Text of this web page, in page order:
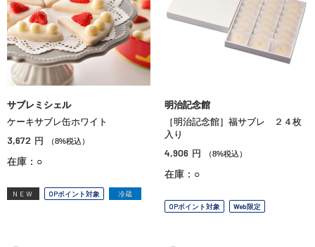
サブレミシェル
ケーキサブレ缶ホワイト
3,672 円 （8%税込）
在庫：○
NEW OPポイント対象 冷蔵
明治記念館
［明治記念館］福サブレ ２４枚
入り
4,906 円 （8%税込）
在庫：○
OPポイント対象 Web限定